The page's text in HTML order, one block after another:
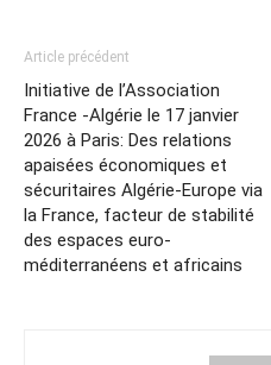
Article précédent
Initiative de l’Association
France -Algérie le 17 janvier
2026 à Paris: Des relations
apaisées économiques et
sécuritaires Algérie-Europe via
la France, facteur de stabilité
des espaces euro-
méditerranéens et africains